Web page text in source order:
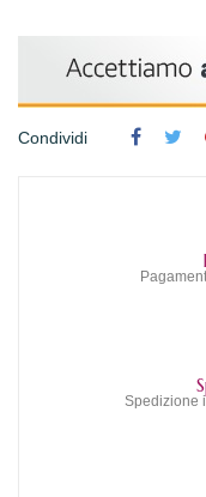
Condividi
Spedizione